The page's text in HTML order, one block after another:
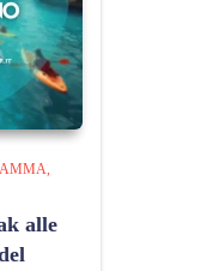
alle